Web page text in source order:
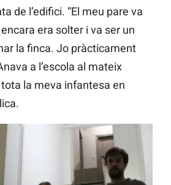
de l’edifici. “El meu pare va
era solter i va ser un
la finca. Jo pràcticament
a l’escola al mateix
la meva infantesa en